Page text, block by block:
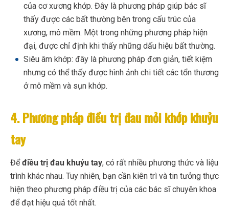
của cơ xương khớp. Đây là phương pháp giúp bác sĩ
thấy được các bất thường bên trong cấu trúc của
xương, mô mềm. Một trong những phương pháp hiện
đại, được chỉ định khi thấy những dấu hiệu bất thường.
Siêu âm khớp: đây là phương pháp đơn giản, tiết kiệm
nhưng có thể thấy được hình ảnh chi tiết các tổn thương
ở mô mềm và sụn khớp.
4. Phương pháp điều trị đau mỏi khớp khuỷu
tay
Đểđiều trị đau khuỷu tay, có rất nhiều phương thức và liệu
trình khác nhau. Tuy nhiên, bạn cần kiên trì và tin tưởng thực
hiện theo phương pháp điều trị của các bác sĩ chuyên khoa
để đạt hiệu quả tốt nhất.